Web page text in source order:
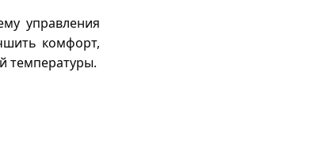
управления
комфорт,
температуры.